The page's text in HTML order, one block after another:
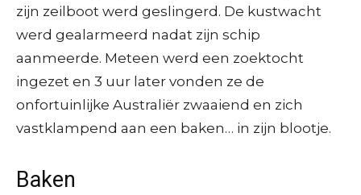
zijn zeilboot werd geslingerd. De kustwacht
werd gealarmeerd nadat zijn schip
aanmeerde. Meteen werd een zoektocht
ingezet en 3 uur later vonden ze de
onfortuinlijke Australiër zwaaiend en zich
vastklampend aan een baken… in zijn blootje.
Baken